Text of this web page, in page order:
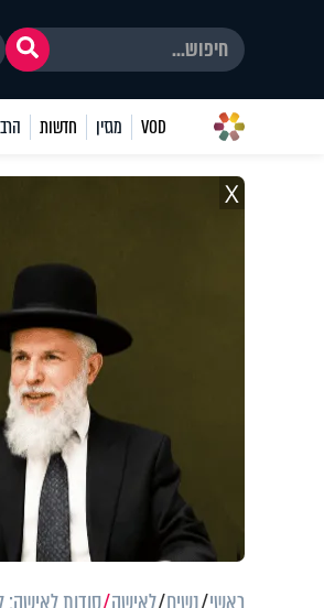
VOD מגזין חדשות
X